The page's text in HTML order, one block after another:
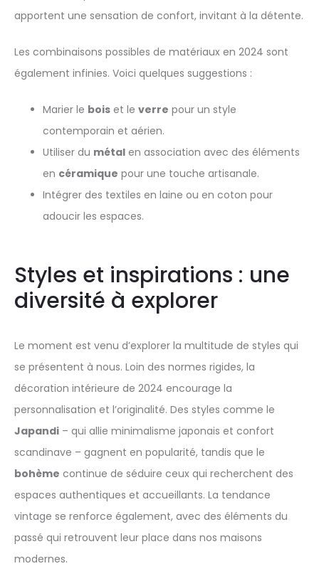
apportent une sensation de confort, invitant à la détente.
Les combinaisons possibles de matériaux en 2024 sont
également infinies. Voici quelques suggestions :
Marier le bois et le verre pour un style
contemporain et aérien.
Utiliser du métal en association avec des éléments
en céramique pour une touche artisanale.
Intégrer des textiles en laine ou en coton pour
adoucir les espaces.
Styles et inspirations : une
diversité à explorer
Le moment est venu d’explorer la multitude de styles qui
se présentent à nous. Loin des normes rigides, la
décoration intérieure de 2024 encourage la
personnalisation et l’originalité. Des styles comme le
Japandi – qui allie minimalisme japonais et confort
scandinave – gagnent en popularité, tandis que le
bohème continue de séduire ceux qui recherchent des
espaces authentiques et accueillants. La tendance
vintage se renforce également, avec des éléments du
passé qui retrouvent leur place dans nos maisons
modernes.